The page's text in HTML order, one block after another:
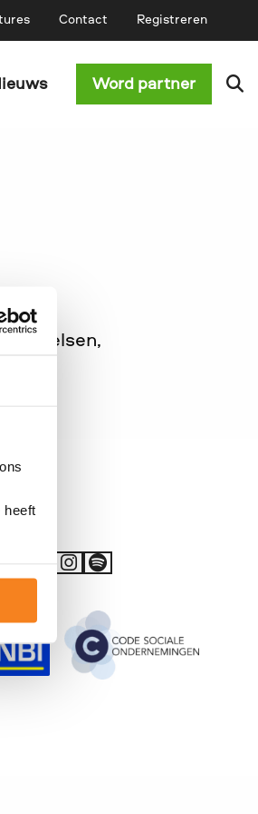
heeft
Contact Registreren
Word partner
Velsen,
JINC
Ga
YouTube
Ga
LinkedIn
Ga
Instagram
Go
Spotify